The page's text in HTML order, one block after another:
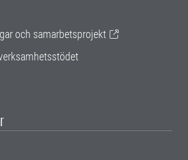
och samarbetsprojekt